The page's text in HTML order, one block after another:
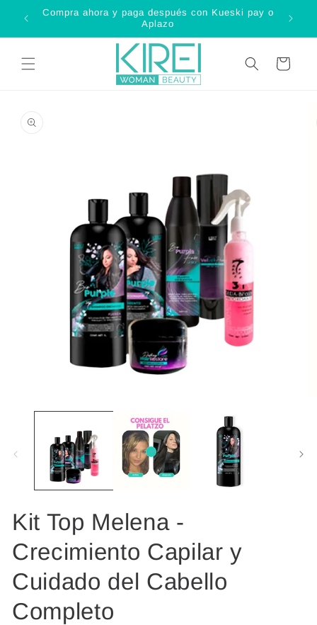
directamente
Compra ahora y paga después con Kueski pay o
Aplazo
Carrito
información
elemento
una
Kit Top Melena -
Crecimiento Capilar y
Cuidado del Cabello
Completo